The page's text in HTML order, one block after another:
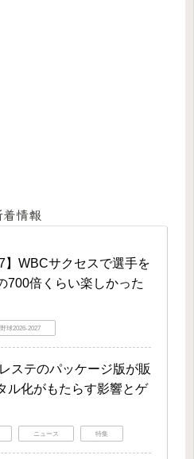
着情報
】WBCサクセスで選手を
700倍くらい楽しかった
球2026-2027
ステのパッケージ版が販
ル化がもたらす影響とゲ
ニュース 特集